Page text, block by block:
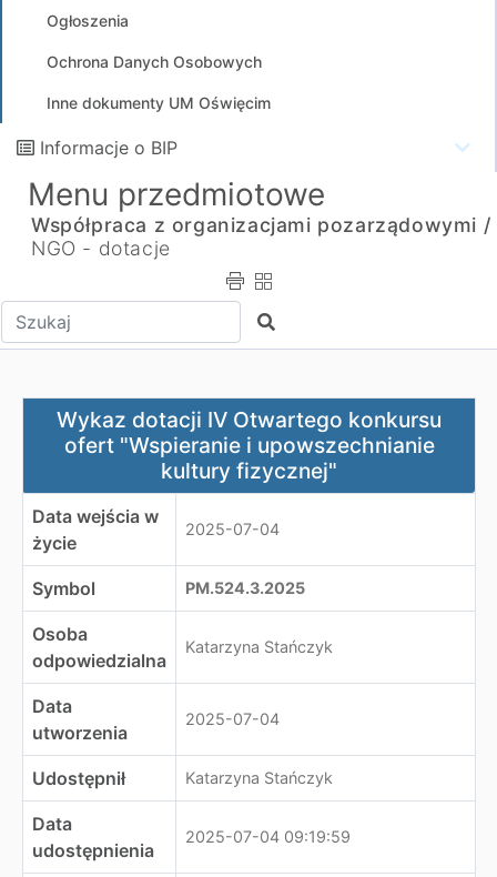
Ogłoszenia
Ochrona Danych Osobowych
Inne dokumenty UM Oświęcim
Informacje o BIP
Menu przedmiotowe
Współpraca z organizacjami pozarządowymi /
NGO - dotacje
Wpisz tekst do wyszukania Szukaj
Wykaz dotacji IV Otwartego konkursu ofert
Wykaz dotacji IV Otwartego konkursu
ofert "Wspieranie i upowszechnianie
kultury fizycznej"
Data wejścia w
życie
2025-07-04
Symbol PM.524.3.2025
Osoba
odpowiedzialna
Katarzyna Stańczyk
Data
utworzenia
2025-07-04
Udostępnił Katarzyna Stańczyk
Data
udostępnienia
2025-07-04 09:19:59